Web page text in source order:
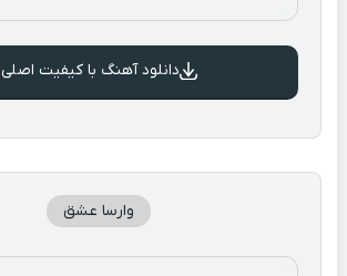
دانلود آهنگ با کیفیت اصلی
وارسا عشق